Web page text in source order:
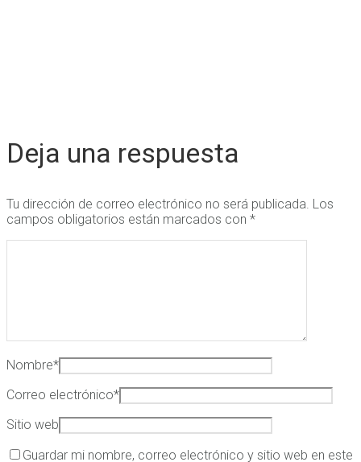
Deja una respuesta
Tu dirección de correo electrónico no será publicada. Los
campos obligatorios están marcados con *
Nombre*
Correo electrónico*
Sitio web
Guardar mi nombre, correo electrónico y sitio web en este